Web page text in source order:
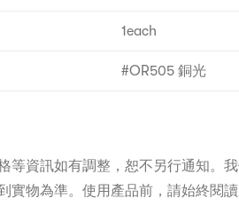
1each
#OR505 銅光
等資訊如有調整，恕不另行通知。
實物為準。使用產品前，請始終閱